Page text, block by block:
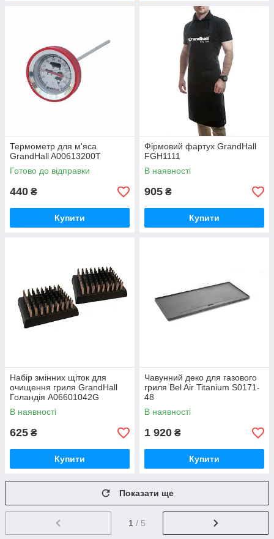
Термометр для м'яса
GrandHall A00613200T
Готово до відправки
440 ₴
Купити
Фірмовий фартух GrandHall
FGH1111
В наявності
905 ₴
Купити
Набір змінних щіток для
очищення гриля GrandHall
Голандія A06601042G
В наявності
625 ₴
Купити
Чавунний деко для газового
гриля Bel Air Titanium S0171-
48
В наявності
1 920 ₴
Купити
Показати ще
1 / 5